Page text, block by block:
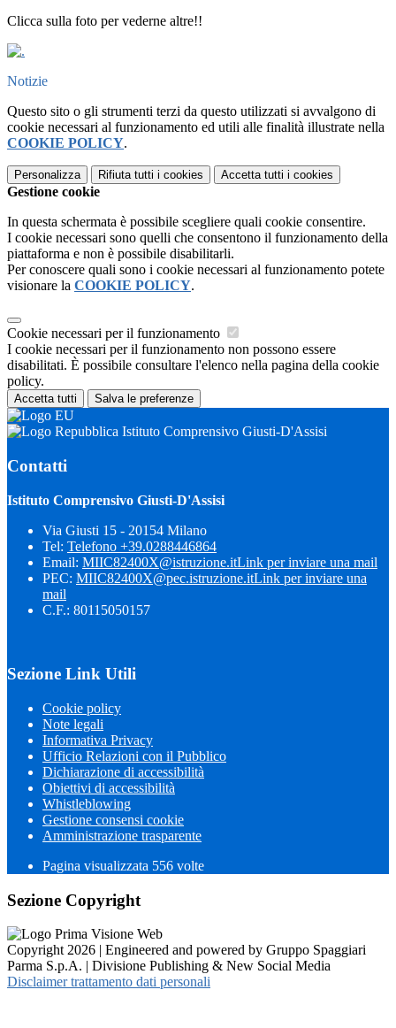
Clicca sulla foto per vederne altre!!
Notizie
Questo sito o gli strumenti terzi da questo utilizzati si avvalgono di
cookie necessari al funzionamento ed utili alle finalità illustrate nella
COOKIE POLICY.
Personalizza Rifiuta tutti i cookies Accetta tutti i cookies
Gestione cookie
In questa schermata è possibile scegliere quali cookie consentire.
I cookie necessari sono quelli che consentono il funzionamento della
piattaforma e non è possibile disabilitarli.
Per conoscere quali sono i cookie necessari al funzionamento potete
visionare la COOKIE POLICY.
Cookie necessari per il funzionamento
I cookie necessari per il funzionamento non possono essere
disabilitati. È possibile consultare l'elenco nella pagina della cookie
policy.
Accetta tutti Salva le preferenze
Istituto Comprensivo Giusti-D'Assisi
Contatti
Istituto Comprensivo Giusti-D'Assisi
Via Giusti 15 - 20154 Milano
Tel: Telefono +39.0288446864
Email: MIIC82400X@istruzione.itLink per inviare una mail
PEC: MIIC82400X@pec.istruzione.itLink per inviare una
mail
C.F.: 80115050157
Sezione Link Utili
Cookie policy
Note legali
Informativa Privacy
Ufficio Relazioni con il Pubblico
Dichiarazione di accessibilità
Obiettivi di accessibilità
Whistleblowing
Gestione consensi cookie
Amministrazione trasparente
Pagina visualizzata 556 volte
Sezione Copyright
Copyright 2026 | Engineered and powered by Gruppo Spaggiari
Parma S.p.A. | Divisione Publishing & New Social Media
Disclaimer trattamento dati personali